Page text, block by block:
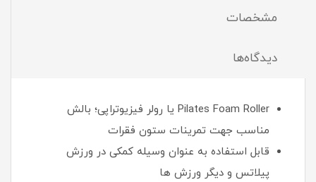
مشخصات
دیدگاه‌ها
Pilates Foam Roller یا رولر فیزیوتراپی؛ بالش
مناسب جهت تمرینات ستون فقرات
قابل استفاده به عنوان وسیله کمکی در ورزش
پیلاتس و دیگر ورزش ها